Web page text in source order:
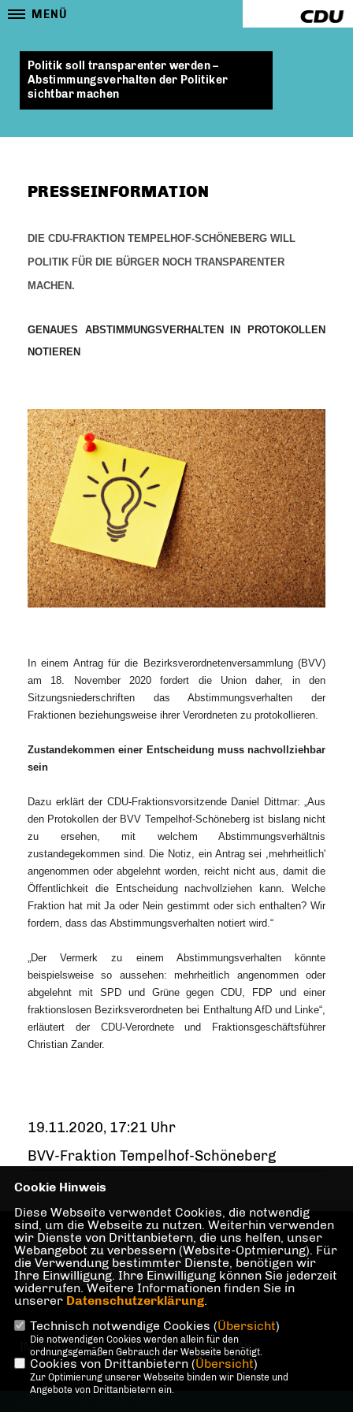
MENÜ
Politik soll transparenter werden –
Abstimmungsverhalten der Politiker
sichtbar machen
PRESSEINFORMATION
DIE CDU-FRAKTION TEMPELHOF-SCHÖNEBERG WILL
POLITIK FÜR DIE BÜRGER NOCH TRANSPARENTER
MACHEN.
GENAUES ABSTIMMUNGSVERHALTEN IN PROTOKOLLEN
NOTIEREN
In einem Antrag für die Bezirksverordnetenversammlung (BVV)
am 18. November 2020 fordert die Union daher, in den
Sitzungsniederschriften das Abstimmungsverhalten der
Fraktionen beziehungsweise ihrer Verordneten zu protokollieren.
Zustandekommen einer Entscheidung muss nachvollziehbar
sein
Dazu erklärt der CDU-Fraktionsvorsitzende Daniel Dittmar: „Aus
den Protokollen der BVV Tempelhof-Schöneberg ist bislang nicht
zu ersehen, mit welchem Abstimmungsverhältnis
zustandegekommen sind. Die Notiz, ein Antrag sei ,mehrheitlich'
angenommen oder abgelehnt worden, reicht nicht aus, damit die
Öffentlichkeit die Entscheidung nachvollziehen kann. Welche
Fraktion hat mit Ja oder Nein gestimmt oder sich enthalten? Wir
fordern, dass das Abstimmungsverhalten notiert wird.“
Der Vermerk zu einem Abstimmungsverhalten könnte
beispielsweise so aussehen: mehrheitlich angenommen oder
abgelehnt mit SPD und Grüne gegen CDU, FDP und einer
fraktionslosen Bezirksverordneten bei Enthaltung AfD und Linke“,
erläutert der CDU-Verordnete und Fraktionsgeschäftsführer
Christian Zander.
19.11.2020, 17:21 Uhr
BVV-Fraktion Tempelhof-Schöneberg
Internetseite der
CDU Schöneberger
Westen
IMPRESSUM DATENSCHUTZ KONTAKT
Cookie Hinweis
Diese Webseite verwendet Cookies, die notwendig
sind, um die Webseite zu nutzen. Weiterhin verwenden
wir Dienste von Drittanbietern, die uns helfen, unser
Webangebot zu verbessern (Website-Optmierung). Für
die Verwendung bestimmter Dienste, benötigen wir
Ihre Einwilligung. Ihre Einwilligung können Sie jederzeit
widerrufen. Weitere Informationen finden Sie in
unserer Datenschutzerklärung.
Technisch notwendige Cookies (Übersicht)
Die notwendigen Cookies werden allein für den
ordnungsgemäßen Gebrauch der Webseite benötigt.
Cookies von Drittanbietern (Übersicht)
Zur Optimierung unserer Webseite binden wir Dienste und
Angebote von Drittanbietern ein.